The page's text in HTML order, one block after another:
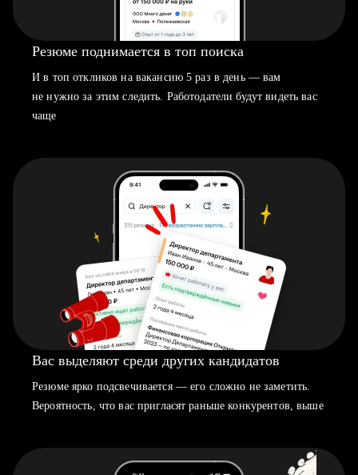
Резюме поднимается в топ поиска
И в топ откликов на вакансию 5 раз в день — вам
не нужно за этим следить. Работодатели будут видеть вас
чаще
Вас выделяют среди других кандидатов
Резюме ярко подсвечивается — его сложно не заметить.
Вероятность, что вас пригласят раньше конкурентов, выше